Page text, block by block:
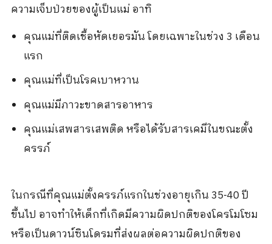
ความเจ็บป่วยของผู้เป็นแม่ อาทิ
คุณแม่ที่ติดเชื้อหัดเยอรมัน โดยเฉพาะในช่วง 3 เดือน
แรก
คุณแม่ที่เป็นโรคเบาหวาน
คุณแม่มีภาวะขาดสารอาหาร
คุณแม่เสพสารเสพติด หรือได้รับสารเคมีในขณะตั้ง
ครรภ์
ในกรณีที่คุณแม่ตั้งครรภ์แรกในช่วงอายุเกิน 35-40 ปี
ขึ้นไป อาจทำให้เด็กที่เกิดมีความผิดปกติของโครโมโซม
หรือเป็นดาวน์ซินโดรมที่ส่งผลต่อความผิดปกติของ